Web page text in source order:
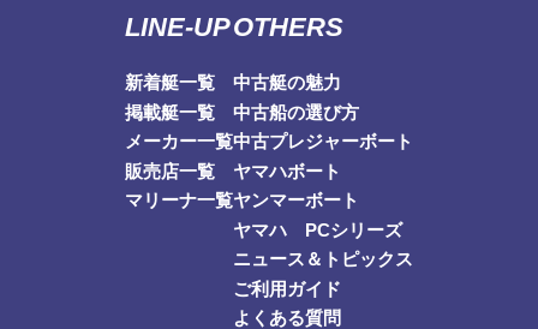
LINE-UP
新着艇一覧
掲載艇一覧
メーカー一覧
販売店一覧
マリーナ一覧
OTHERS
中古艇の魅力
中古船の選び方
中古プレジャーボート
ヤマハボート
ヤンマーボート
ヤマハ PCシリーズ
ニュース＆トピックス
ご利用ガイド
よくある質問